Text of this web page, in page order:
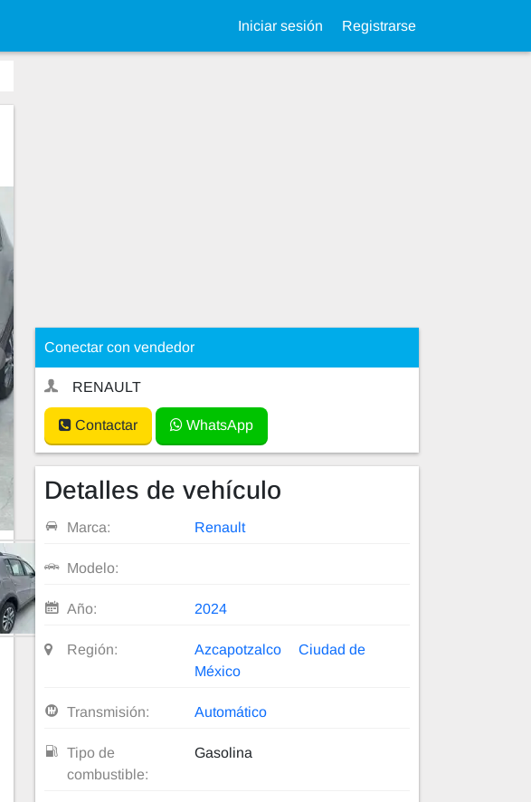
Iniciar sesión Registrarse
Conectar con vendedor
RENAULT
Contactar WhatsApp
Detalles de vehículo
Marca: Renault
Modelo:
Año: 2024
Región: Azcapotzalco
Ciudad de
México
Transmisión: Automático
Tipo de
combustible:
Gasolina